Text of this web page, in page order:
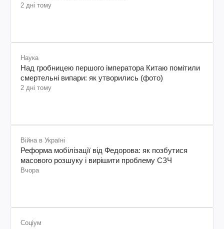
2 дні тому
Наука
Над гробницею першого імператора Китаю помітили
смертельні випари: як утворились (фото)
2 дні тому
Війна в Україні
Реформа мобілізації від Федорова: як позбутися
масового розшуку і вирішити проблему СЗЧ
Вчора
Соціум